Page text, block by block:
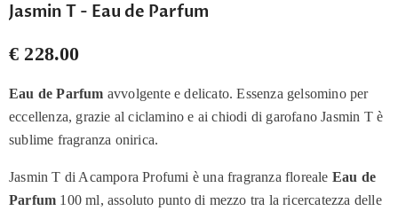
Jasmin T - Eau de Parfum
€ 228.00
Eau de Parfum avvolgente e delicato. Essenza gelsomino per
eccellenza, grazie al ciclamino e ai chiodi di garofano Jasmin T è
sublime fragranza onirica.
Jasmin T di Acampora Profumi è una fragranza floreale Eau de
Parfum 100 ml, assoluto punto di mezzo tra la ricercatezza delle